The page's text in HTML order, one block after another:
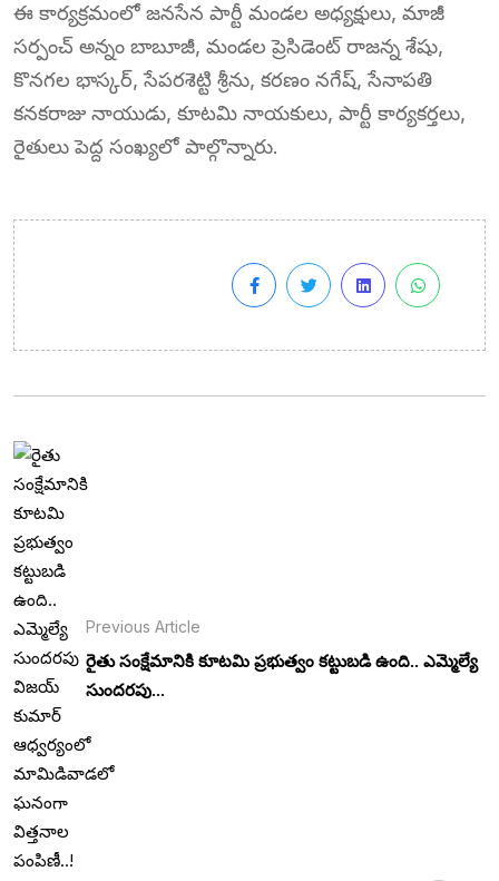
ఈ కార్యక్రమంలో జనసేన పార్టీ మండల అధ్యక్షులు, మాజీ
సర్పంచ్ అన్నం బాబూజీ, మండల ప్రెసిడెంట్ రాజన్న శేషు,
కొనగల భాస్కర్, సేపరశెట్టి శ్రీను, కరణం నగేష్, సేనాపతి
కనకరాజు నాయుడు, కూటమి నాయకులు, పార్టీ కార్యకర్తలు,
రైతులు పెద్ద సంఖ్యలో పాల్గొన్నారు.
Previous Article
రైతు సంక్షేమానికి కూటమి ప్రభుత్వం కట్టుబడి ఉంది.. ఎమ్మెల్యే
సుందరపు...